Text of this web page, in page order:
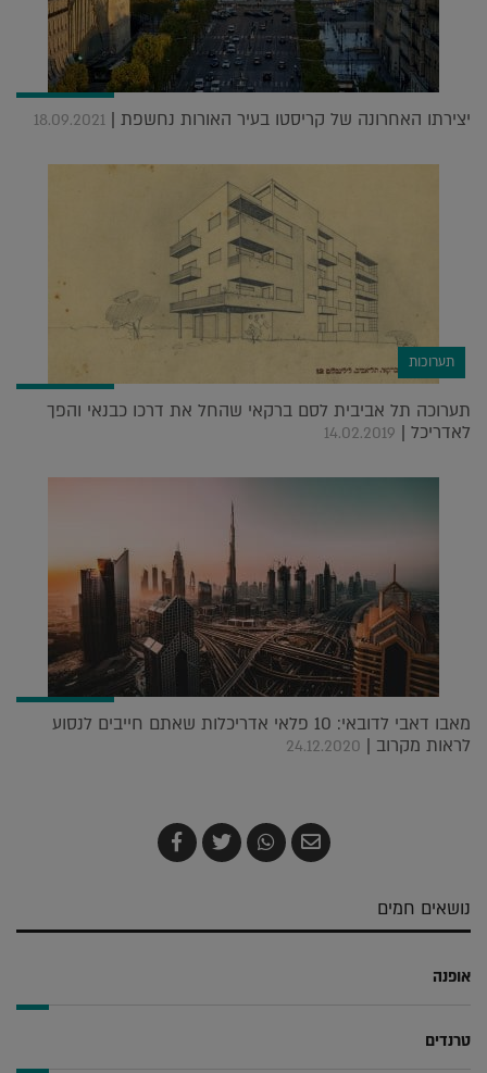
יצירתו האחרונה של קריסטו בעיר האורות נחשפת | 18.09.2021
תערוכות
תערוכה תל אביבית לסם ברקאי שהחל את דרכו כבנאי והפך
לאדריכל | 14.02.2019
מאבו דאבי לדובאי: 10 פלאי אדריכלות שאתם חייבים לנסוע
לראות מקרוב | 24.12.2020
שלח
בדואר
שתף
ב-
צייץ
ב-
שתף
ב-
נושאים חמים
אופנה
טרנדים